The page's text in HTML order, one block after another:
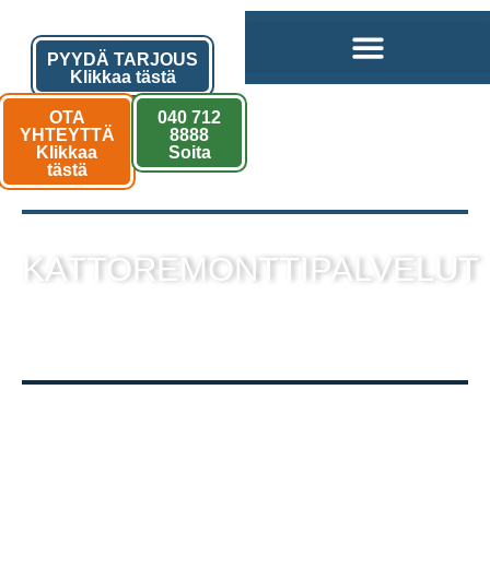
PYYDÄ TARJOUS
Klikkaa tästä
OTA
YHTEYTTÄ
Klikkaa
tästä
040 712
8888
Soita
KATTOREMONTTIPALVELUT